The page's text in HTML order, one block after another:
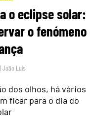
o eclipse solar:
o fenómeno
|João Luís
dos olhos, há vários
ficar para o dia do